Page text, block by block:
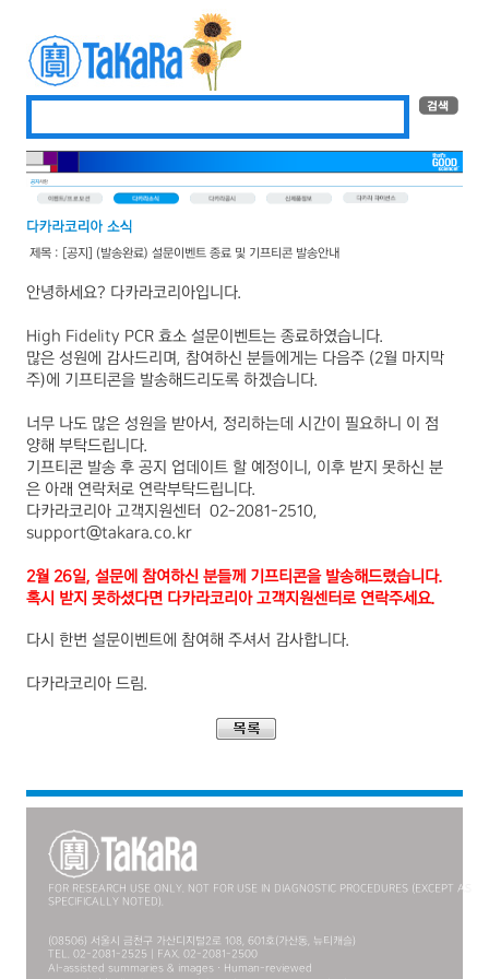
제목 : [공지] (발송완료) 설문이벤트 종료 및 기프티콘 발송안내
안녕하세요? 다카라코리아입니다.
High Fidelity PCR 효소 설문이벤트는 종료하였습니다.
많은 성원에 감사드리며, 참여하신 분들에게는 다음주 (2월 마지막
주)에 기프티콘을 발송해드리도록 하겠습니다.
너무 나도 많은 성원을 받아서, 정리하는데 시간이 필요하니 이 점
양해 부탁드립니다.
기프티콘 발송 후 공지 업데이트 할 예정이니 , 이후 받지 못하신 분
은 아래 연락처로 연락부탁드립니다.
다카라코리아 고객지원센터
– 02-2081-2510,
support@takara.co.kr
2월 26일, 설문에 참여하신 분들께 기프티콘을 발송해드렸습니다.
혹시 받지 못하셨다면 다카라코리아 고객지원센터로 연락주세요.
다시 한번 설문이벤트에 참여해 주셔서 감사합니다.
다카라코리아 드림.
FOR RESEARCH USE ONLY. NOT FOR USE IN DIAGNOSTIC PROCEDURES (EXCEPT AS
SPECIFICALLY NOTED).
(08506) 서울시 금천구 가산디지털2로 108, 601호(가산동, 뉴티캐슬)
TEL. 02-2081-2525 | FAX. 02-2081-2500
AI-assisted summaries & images · Human-reviewed